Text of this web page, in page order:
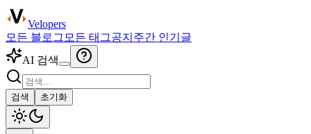
Velopers
모든 블로그 모든 태그공지 주간 인기글
AI 검색
검색 초기화